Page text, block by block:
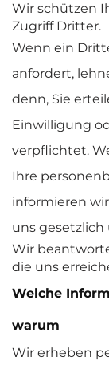
Wir schützen
Zugriff Dritter.
Wenn ein
anfordert,
denn, Sie
Einwilligung
verpflichtet.
Ihre
informieren wir
uns gesetzlich
Wir
die uns
Welche
warum
Wir erheben